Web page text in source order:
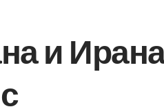
и